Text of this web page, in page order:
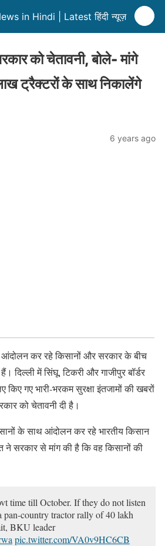
in Hindi | Latest हिंदी न्यूज़
को चेतावनी, बोले- मांगे
ट्रैक्टरों के साथ निकालेंगे
6 years ago
कर रहे किसानों और सरकार के बीच
दिल्ली में सिंघू, टिकरी और गाजीपुर बॉर्डर
किए गए भारी-भरकम सुरक्षा इंतजामों की खबरों
को चेतावनी दी है।
के साथ आंदोलन कर रहे भारतीय किसान
सरकार से मांग की है कि वह किसानों की
time till October. If they do not listen
country tractor rally of 40 lakh
BKU leader
pic.twitter.com/VA0v9HC6CB